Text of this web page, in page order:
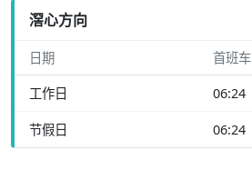
滘心方向
日期 首班车
工作日 06:24
节假日 06:24